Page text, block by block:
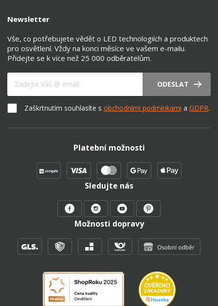
Newsletter
Vše, co potřebujete vědět o LED technologiích a produktech
pro osvětlení. Vždy na konci měsíce ve vašem e-mailu.
Přidejte se k více než 25 000 odběratelům.
Váš e-mail
ODESLAT
Zaškrtnutím souhlasíte s obchodními podmínkami a GDPR.
Platební možnosti
Sledujte nás
Možnosti dopravy